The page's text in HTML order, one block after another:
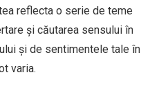
reflecta o serie de teme
și căutarea sensului în
și de sentimentele tale în
varia.